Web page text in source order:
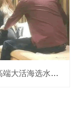
上海高端大活海选水磨：活动参与流程